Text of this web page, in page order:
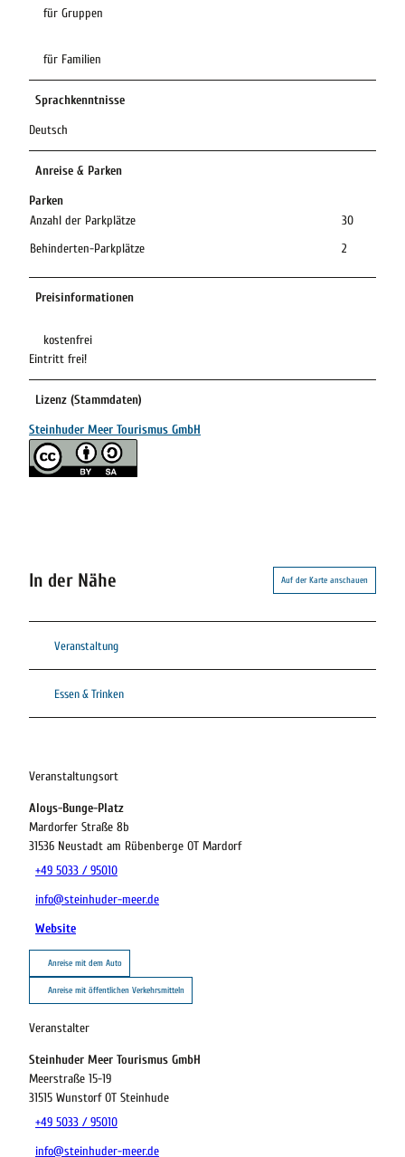
für Gruppen
für Familien
Sprachkenntnisse
Deutsch
Anreise & Parken
Parken
Anzahl der Parkplätze
30
Behinderten-Parkplätze
2
Preisinformationen
kostenfrei
Eintritt frei!
Lizenz (Stammdaten)
Steinhuder Meer Tourismus GmbH
In der Nähe Auf der Karte anschauen
Veranstaltung
Essen & Trinken
Veranstaltungsort
Aloys-Bunge-Platz
Mardorfer Straße 8b
31536 Neustadt am Rübenberge OT Mardorf
+49 5033 / 95010
info@steinhuder-meer.de
Website
Anreise mit dem Auto
Anreise mit öffentlichen Verkehrsmitteln
Veranstalter
Steinhuder Meer Tourismus GmbH
Meerstraße 15-19
31515 Wunstorf OT Steinhude
+49 5033 / 95010
info@steinhuder-meer.de